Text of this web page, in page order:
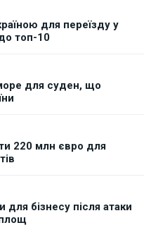
для переїзду у
топ-10
для суден, що
220 млн євро для
бізнесу після атаки